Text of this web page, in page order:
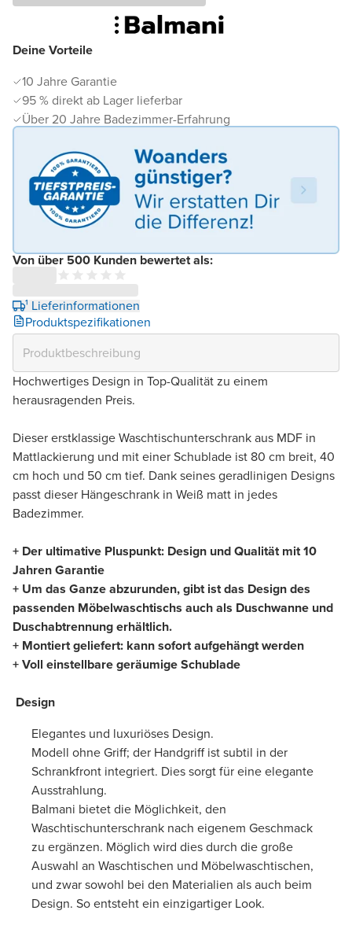
Deine Vorteile
10 Jahre Garantie
95 % direkt ab Lager lieferbar
Über 20 Jahre Badezimmer-Erfahrung
Von über 500 Kunden bewertet als:
¹ Lieferinformationen
Produktspezifikationen
Hochwertiges Design in Top-Qualität zu einem
herausragenden Preis.
Dieser erstklassige Waschtischunterschrank aus MDF in
Mattlackierung und mit einer Schublade ist 80 cm breit, 40
cm hoch und 50 cm tief. Dank seines geradlinigen Designs
passt dieser Hängeschrank in Weiß matt in jedes
Badezimmer.
+ Der ultimative Pluspunkt: Design und Qualität mit 10
Jahren Garantie
+ Um das Ganze abzurunden, gibt ist das Design des
passenden Möbelwaschtischs auch als Duschwanne und
Duschabtrennung erhältlich.
+ Montiert geliefert: kann sofort aufgehängt werden
+ Voll einstellbare geräumige Schublade
Design
Elegantes und luxuriöses Design.
Modell ohne Griff; der Handgriff ist subtil in der
Schrankfront integriert. Dies sorgt für eine elegante
Ausstrahlung.
Balmani bietet die Möglichkeit, den
Waschtischunterschrank nach eigenem Geschmack
zu ergänzen. Möglich wird dies durch die große
Auswahl an Waschtischen und Möbelwaschtischen,
und zwar sowohl bei den Materialien als auch beim
Design. So entsteht ein einzigartiger Look.